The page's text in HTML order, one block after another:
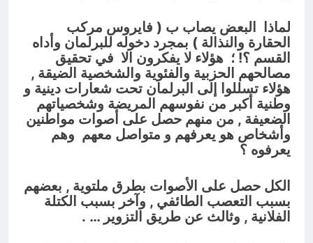
لماذا البعض يصاب ب ( فايروس مركب
الحقارة والنذالة ) بمجرد دخوله للبرلمان وأداه
القسم ؟! ؛ هؤلاء لا يفكرون الا في تحقيق
مصالحهم الحزبية والفئوية والشخصية الضيقة ,
هؤلاء تسللوا إلى البرلمان تحت شعارات دينية و
وطنية أكبر من نفوسهم المريضة وشخصياتهم
الضعيفة , من منهم حصل على أصوات مواطنين
وأشخاص هو يعرفهم و متواصل معهم وهم
يعرفوه ؟
الكل حصل على الأصوات بطرق ملتوية , بعضهم
بسبب التعصب الطائفي , وآخر بسبب الكتلة
الفلانية , وثالث عن طريق التزوير … .